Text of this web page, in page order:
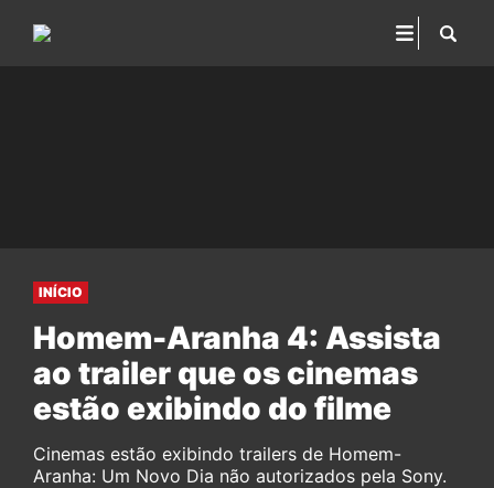
INÍCIO
Homem-Aranha 4: Assista
ao trailer que os cinemas
estão exibindo do filme
Cinemas estão exibindo trailers de Homem-
Aranha: Um Novo Dia não autorizados pela Sony.